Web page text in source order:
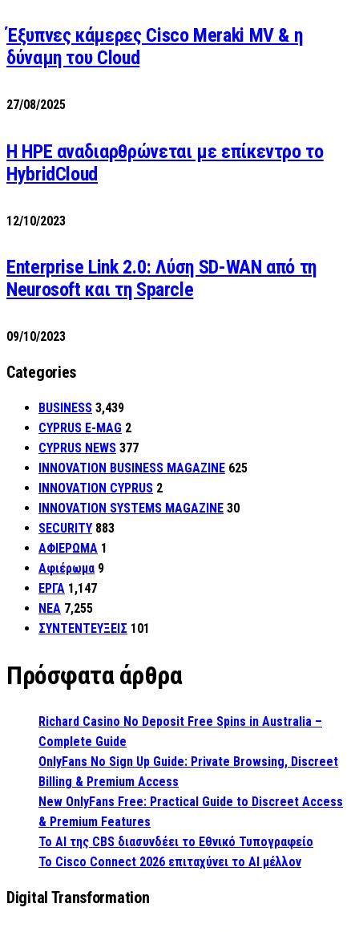
Έξυπνες κάμερες Cisco Meraki MV & η
δύναμη του Cloud
27/08/2025
H HPE αναδιαρθρώνεται με επίκεντρο το
HybridCloud
12/10/2023
Enterprise Link 2.0: Λύση SD-WAN από τη
Neurosoft και τη Sparcle
09/10/2023
Categories
BUSINESS 3,439
CYPRUS E-MAG 2
CYPRUS NEWS 377
INNOVATION BUSINESS MAGAZINE 625
INNOVATION CYPRUS 2
INNOVATION SYSTEMS MAGAZINE 30
SECURITY 883
ΑΦΙΕΡΩΜΑ 1
Αφιέρωμα 9
ΕΡΓΑ 1,147
ΝΕΑ 7,255
ΣΥΝΤΕΝΤΕΥΞΕΙΣ 101
Πρόσφατα άρθρα
Richard Casino No Deposit Free Spins in Australia –
Complete Guide
OnlyFans No Sign Up Guide: Private Browsing, Discreet
Billing & Premium Access
New OnlyFans Free: Practical Guide to Discreet Access
& Premium Features
Το AI της CBS διασυνδέει το Εθνικό Τυπογραφείο
Το Cisco Connect 2026 επιταχύνει το AI μέλλον
Digital Transformation